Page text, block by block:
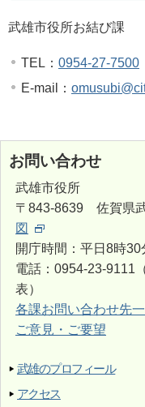
武雄市役所お結び課
TEL： 0954-27-7500
E-mail：
お問い合わせ
武雄市役所
〒843-8639 佐賀県
図
開庁時間：平日8時
電話：0954-23-9111
表）
各課お問い合わせ先
ご意見・ご要望
武雄のプロフィール
アクセス